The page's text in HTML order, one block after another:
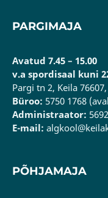
PARGIMAJA
Avatud 7.45 – 15.00
v.a spordisaal kuni
Pargi tn 2, Keila
Büroo: 5750 1768
Administraator:
E-mail:
PÕHJAMAJA